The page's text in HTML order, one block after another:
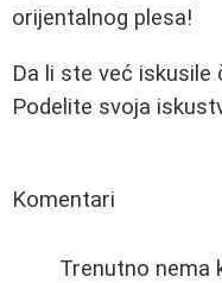
orijentalnog plesa!
Da li ste već
Podelite svoja
Komentari
Trenutno nema